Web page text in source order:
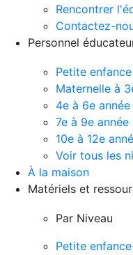
Rencontrer
Contactez-
Personnel
Petite enfance
Maternelle à
4e à 6e année
7e à 9e année
10e à 12e
Voir tous les
À la maison
Matériels et
Par Niveau
Petite enfance